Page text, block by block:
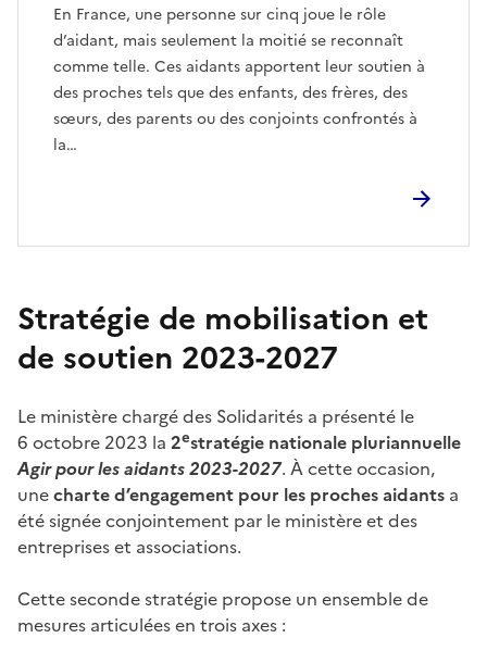
En France, une personne sur cinq joue le rôle
d’aidant, mais seulement la moitié se reconnaît
comme telle. Ces aidants apportent leur soutien à
des proches tels que des enfants, des frères, des
sœurs, des parents ou des conjoints confrontés à
la…
Stratégie de mobilisation et
de soutien 2023-2027
Le ministère chargé des Solidarités a présenté le
6 octobre 2023 la 2estratégie nationale pluriannuelle
Agir pour les aidants 2023-2027. À cette occasion,
unecharte d’engagement pour les proches aidants a
été signée conjointement par le ministère et des
entreprises et associations.
Cette seconde stratégie propose un ensemble de
mesures articulées en trois axes :